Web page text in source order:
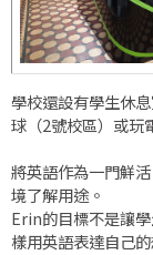
學校還設有學生休
球（2號校區）或玩
將英語作為一門鮮
境了解用途。
Erin的目標不是讓
樣用英語表達自己的